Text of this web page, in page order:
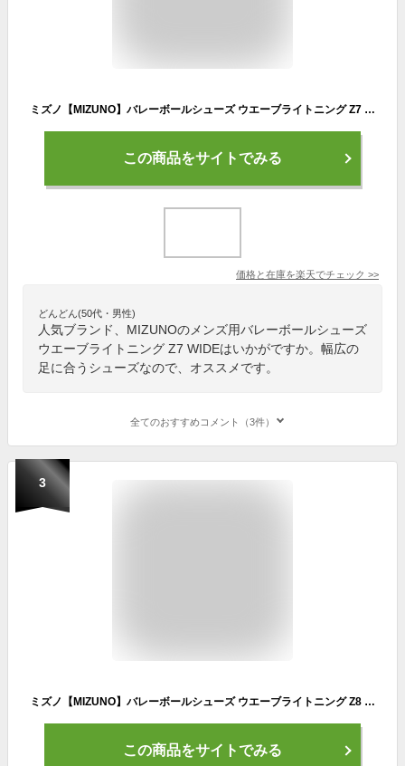
ミズノ【MIZUNO】バレーボールシューズ ウエーブライトニング Z7 WIDE / WAVE LIGHTNING Z7 WIDE V1GA2300 09 2023春夏 (ユニセックス/男性用/女性用/幅広/ワイド/3E相当/バレーボール用品/バレー用品/バレーシューズ/部活)
この商品をサイトでみる
価格と在庫を楽天でチェック >>
どんどん(50代・男性)
人気ブランド、MIZUNOのメンズ用バレーボールシューズ
ウエーブライトニング Z7 WIDEはいかがですか。幅広の
足に合うシューズなので、オススメです。
全てのおすすめコメント（3件）
3
ミズノ【MIZUNO】バレーボールシューズ ウエーブライトニング Z8 WIDE / WAVE LIGHTNING Z8 WIDE V1GA2401 58 2024秋冬 (ユニセックス/メンズ/レディース/幅広/ワイド/3E相当/バレーボール用品/バレー用品/バレーシューズ/部活)
この商品をサイトでみる